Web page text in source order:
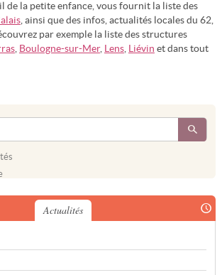
de la petite enfance, vous fournit la liste des
, ainsi que des infos, actualités locales du 62,
par exemple la liste des structures
, Boulogne-sur-Mer, Lens, Liévin et dans tout
Actualités